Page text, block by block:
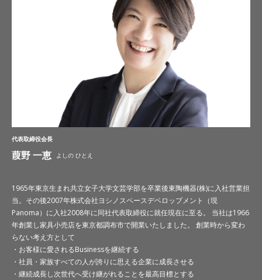
代表取締役会長
葭野 一恵 よしの ひとえ
1965年東京生まれ共立女子大学文芸学部を卒業後東陶機器(株)に入社営業担
当。その後2007年株式会社ヨシノスペースデベロップメント（現
Panoma）に入社2008年に同社代表取締役に就任現在に至る。 当社は1966
年創業し家具小売店を東京都調布市で開業いたしました。 創業時から変わ
らない考え方として
・お客様に愛されるBusinessを継続する
・社員・家族すべての人が誇りに思える企業に成長させる
・継続成長し次世代へ受け継がれることを最高目標とする